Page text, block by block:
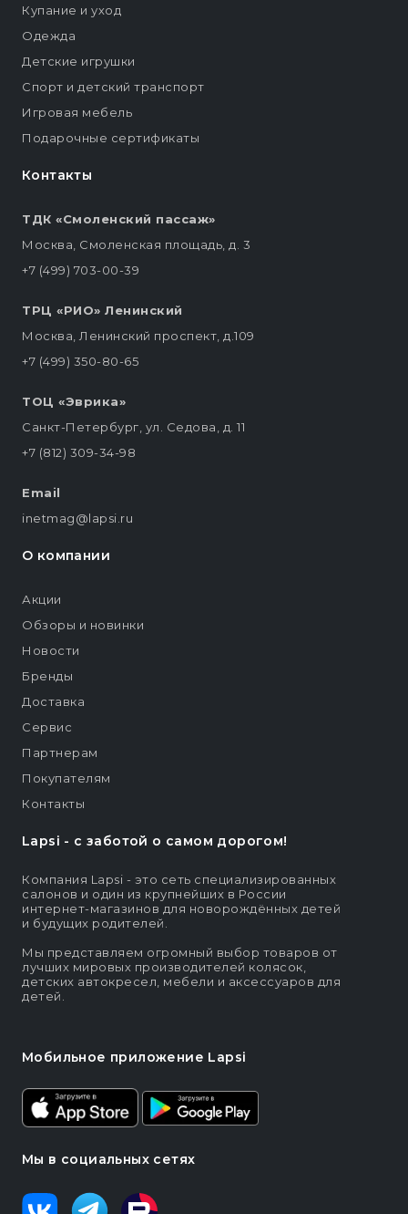
Lapsi - c заботой о самом дорогом!
Компания Lapsi - это сеть специализированных
салонов и один из крупнейших в России
интернет-магазинов для новорождённых детей
и будущих родителей.
Мы представляем огромный выбор товаров от
лучших мировых производителей колясок,
детских автокресел, мебели и аксессуаров для
детей.
Мобильное приложение Lapsi
Мы в социальных сетях
Контакты
ТДК «Смоленский пассаж»
Москва, Смоленская площадь, д. 3
+7 (499) 703-00-39
ТРЦ «РИО» Ленинский
Москва, Ленинский проспект, д.109
+7 (499) 350-80-65
ТОЦ «Эврика»
Санкт-Петербург, ул. Седова, д. 11
+7 (812) 309-34-98
Email
inetmag@lapsi.ru
Купание и уход
Одежда
Детские игрушки
Спорт и детский транспорт
Игровая мебель
Подарочные сертификаты
О компании
Акции
Обзоры и новинки
Новости
Бренды
Доставка
Сервис
Партнерам
Покупателям
Контакты